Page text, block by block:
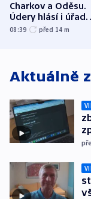
Charkov a Oděsu.
Údery hlásí i úřady
Bělgorodu
08:39 před 14 m
Aktuálně